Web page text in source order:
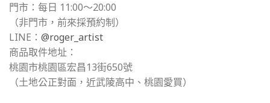
門市：每日 11:00～20:00
（非門市，前來採預約制）
LINE： @roger_artist
商品取件地址：
桃園市桃園區宏昌13街650號
（土地公正對面，近武陵高中、桃園愛買）